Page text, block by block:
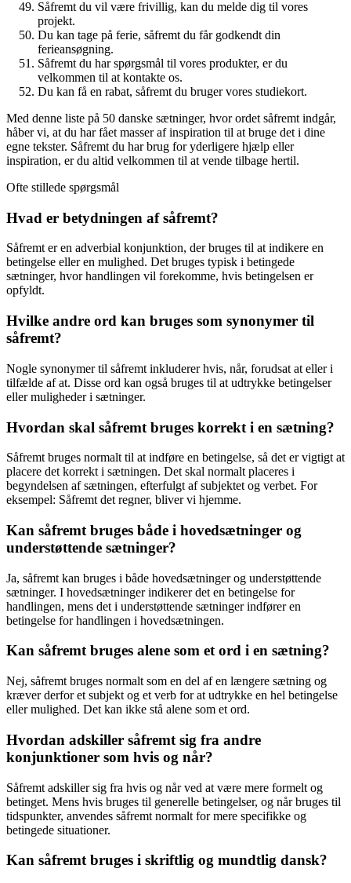
Såfremt du vil være frivillig, kan du melde dig til vores
projekt.
Du kan tage på ferie, såfremt du får godkendt din
ferieansøgning.
Såfremt du har spørgsmål til vores produkter, er du
velkommen til at kontakte os.
Du kan få en rabat, såfremt du bruger vores studiekort.
Med denne liste på 50 danske sætninger, hvor ordet såfremt indgår,
håber vi, at du har fået masser af inspiration til at bruge det i dine
egne tekster. Såfremt du har brug for yderligere hjælp eller
inspiration, er du altid velkommen til at vende tilbage hertil.
Ofte stillede spørgsmål
Hvad er betydningen af såfremt?
Såfremt er en adverbial konjunktion, der bruges til at indikere en
betingelse eller en mulighed. Det bruges typisk i betingede
sætninger, hvor handlingen vil forekomme, hvis betingelsen er
opfyldt.
Hvilke andre ord kan bruges som synonymer til
såfremt?
Nogle synonymer til såfremt inkluderer hvis, når, forudsat at eller i
tilfælde af at. Disse ord kan også bruges til at udtrykke betingelser
eller muligheder i sætninger.
Hvordan skal såfremt bruges korrekt i en sætning?
Såfremt bruges normalt til at indføre en betingelse, så det er vigtigt at
placere det korrekt i sætningen. Det skal normalt placeres i
begyndelsen af sætningen, efterfulgt af subjektet og verbet. For
eksempel: Såfremt det regner, bliver vi hjemme.
Kan såfremt bruges både i hovedsætninger og
understøttende sætninger?
Ja, såfremt kan bruges i både hovedsætninger og understøttende
sætninger. I hovedsætninger indikerer det en betingelse for
handlingen, mens det i understøttende sætninger indfører en
betingelse for handlingen i hovedsætningen.
Kan såfremt bruges alene som et ord i en sætning?
Nej, såfremt bruges normalt som en del af en længere sætning og
kræver derfor et subjekt og et verb for at udtrykke en hel betingelse
eller mulighed. Det kan ikke stå alene som et ord.
Hvordan adskiller såfremt sig fra andre
konjunktioner som hvis og når?
Såfremt adskiller sig fra hvis og når ved at være mere formelt og
betinget. Mens hvis bruges til generelle betingelser, og når bruges til
tidspunkter, anvendes såfremt normalt for mere specifikke og
betingede situationer.
Kan såfremt bruges i skriftlig og mundtlig dansk?